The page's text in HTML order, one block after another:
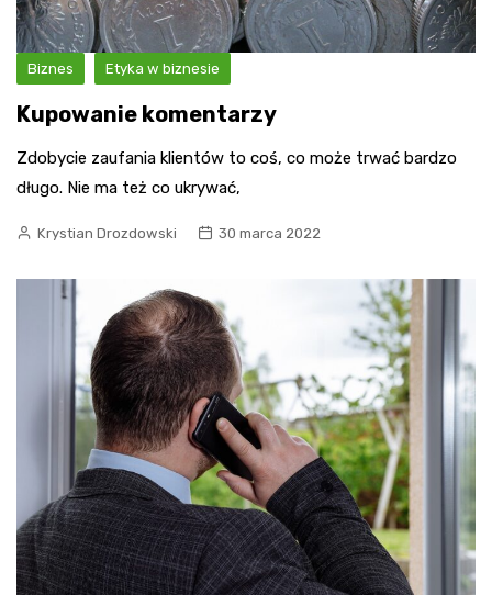
Biznes Etyka w biznesie
Kupowanie komentarzy
Zdobycie zaufania klientów to coś, co może trwać bardzo
długo. Nie ma też co ukrywać,
Krystian Drozdowski 30 marca 2022